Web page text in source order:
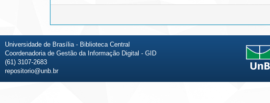
Universidade de Brasília - Biblioteca Central
Coordenadoria de Gestão da Informação Digital - GID
(61) 3107-2683
repositorio@unb.br